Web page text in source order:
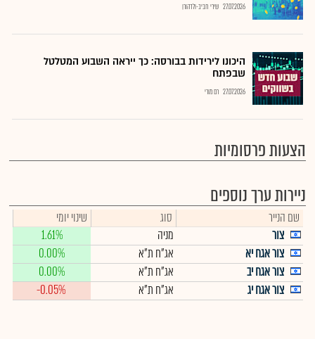
27.07.2026 שירי חביב-ולדהורן
היכונו לירידות בבורסה: כך ייראה השבוע המטלטל
שבפתח
27.07.2026 רם מורי
הצעות פרסומיות
ניירות ערך נוספים
שם הנייר סוג
שינוי יומי
צור
מניה
1.61%
צור אגח יא
אג"ח ת"א
0.00%
צור אגח יב
אג"ח ת"א
0.00%
צור אגח יג
אג"ח ת"א -0.05%